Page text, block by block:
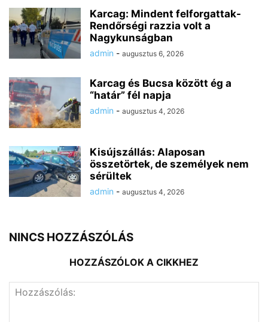
Karcag: Mindent felforgattak-
Rendőrségi razzia volt a
Nagykunságban
admin - augusztus 6, 2026
Karcag és Bucsa között ég a
“határ” fél napja
admin - augusztus 4, 2026
Kisújszállás: Alaposan
összetörtek, de személyek nem
sérültek
admin - augusztus 4, 2026
NINCS HOZZÁSZÓLÁS
HOZZÁSZÓLOK A CIKKHEZ